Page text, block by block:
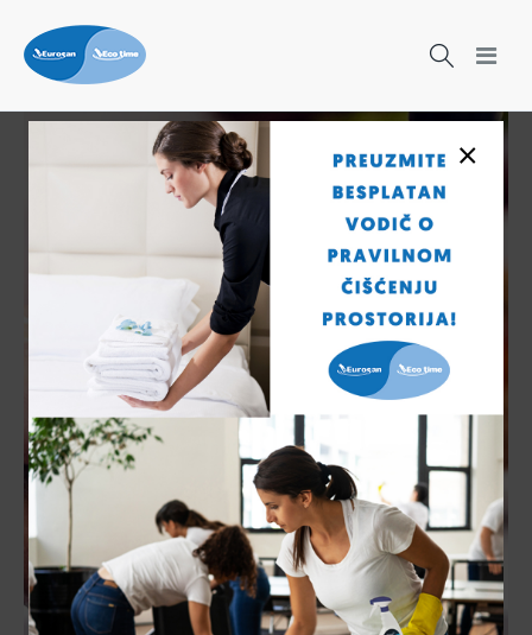
×
Birajte
najbolje za
higijenu
ruku!
Veliki izbor sistema za
higijenu ruku